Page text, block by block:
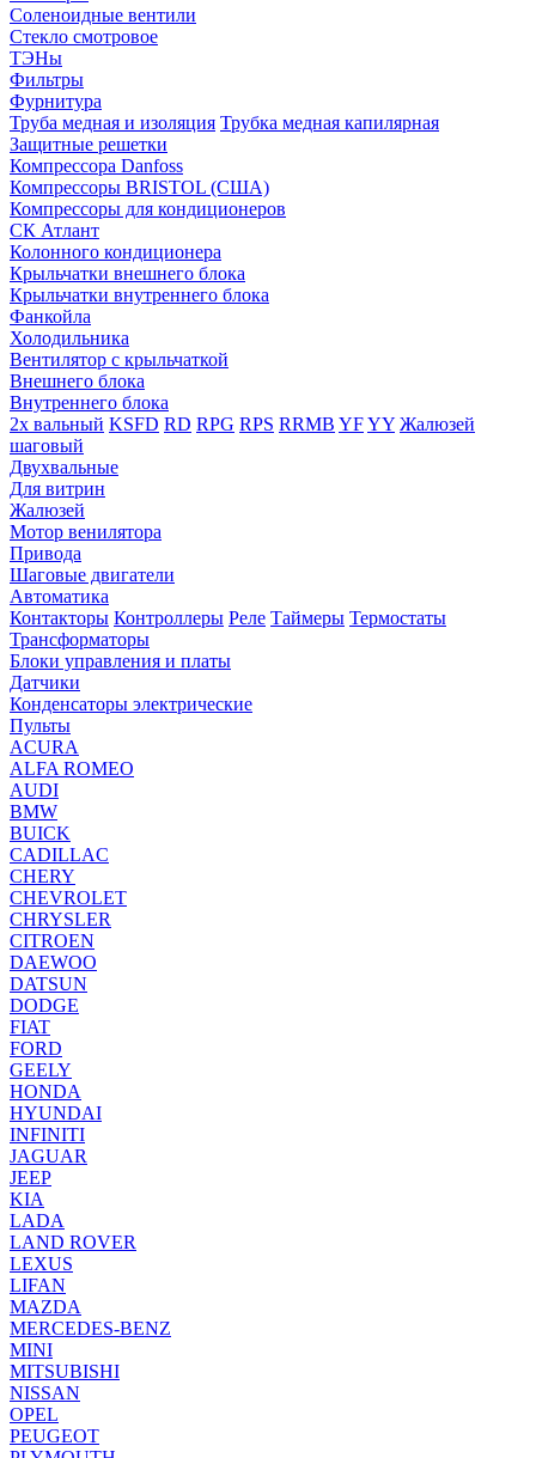
Соленоидные вентили
Стекло смотровое
ТЭНы
Фильтры
Фурнитура
Труба медная и изоляция Трубка медная капилярная
Защитные решетки
Компрессора Danfoss
Компрессоры BRISTOL (США)
Компрессоры для кондиционеров
СК Атлант
Колонного кондиционера
Крыльчатки внешнего блока
Крыльчатки внутреннего блока
Фанкойла
Холодильника
Вентилятор с крыльчаткой
Внешнего блока
Внутреннего блока
2х вальный KSFD RD RPG RPS RRMB YFYY Жалюзей
шаговый
Двухвальные
Для витрин
Жалюзей
Мотор венилятора
Привода
Шаговые двигатели
Автоматика
Контакторы Контроллеры Реле Таймеры Термостаты
Трансформаторы
Блоки управления и платы
Датчики
Конденсаторы электрические
Пульты
ACURA
ALFA ROMEO
AUDI
BMW
BUICK
CADILLAC
CHERY
CHEVROLET
CHRYSLER
CITROEN
DAEWOO
DATSUN
DODGE
FIAT
FORD
GEELY
HONDA
HYUNDAI
INFINITI
JAGUAR
JEEP
KIA
LADA
LAND ROVER
LEXUS
LIFAN
MAZDA
MERCEDES-BENZ
MINI
MITSUBISHI
NISSAN
OPEL
PEUGEOT